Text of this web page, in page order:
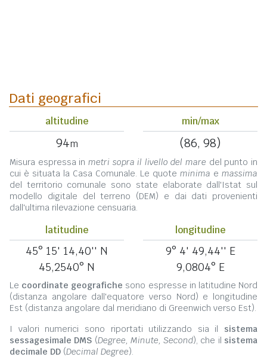
Dati geografici
altitudine
94m
min/max
(86, 98)
Misura espressa in metri sopra il livello del mare del punto in
cui è situata la Casa Comunale. Le quote minima e massima
del territorio comunale sono state elaborate dall'Istat sul
modello digitale del terreno (DEM) e dai dati provenienti
dall'ultima rilevazione censuaria.
latitudine
45° 15' 14,40'' N
45,2540° N
longitudine
9° 4' 49,44'' E
9,0804° E
Le coordinate geografiche sono espresse in latitudine Nord
(distanza angolare dall'equatore verso Nord) e longitudine
Est (distanza angolare dal meridiano di Greenwich verso Est).
I valori numerici sono riportati utilizzando sia il sistema
sessagesimale DMS (Degree, Minute, Second), che il sistema
decimale DD (Decimal Degree).